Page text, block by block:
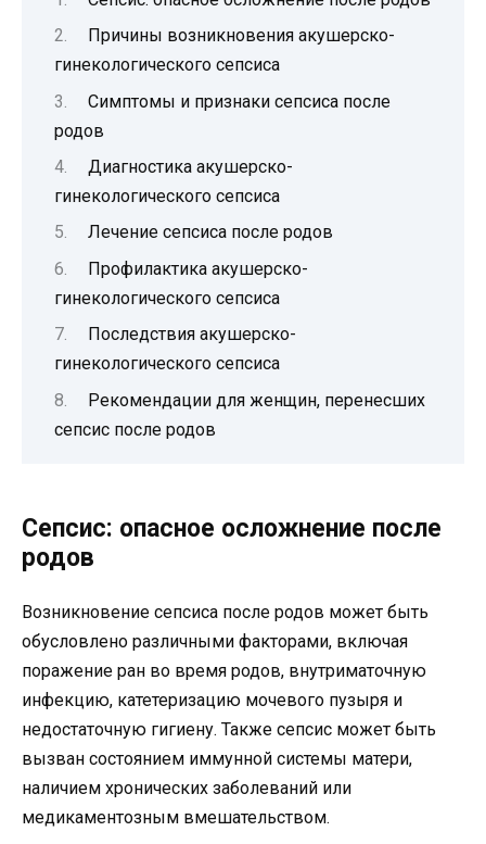
Причины возникновения акушерско-
гинекологического сепсиса
Симптомы и признаки сепсиса после
родов
Диагностика акушерско-
гинекологического сепсиса
Лечение сепсиса после родов
Профилактика акушерско-
гинекологического сепсиса
Последствия акушерско-
гинекологического сепсиса
Рекомендации для женщин, перенесших
сепсис после родов
Сепсис: опасное осложнение после
родов
Возникновение сепсиса после родов может быть
обусловлено различными факторами, включая
поражение ран во время родов, внутриматочную
инфекцию, катетеризацию мочевого пузыря и
недостаточную гигиену. Также сепсис может быть
вызван состоянием иммунной системы матери,
наличием хронических заболеваний или
медикаментозным вмешательством.